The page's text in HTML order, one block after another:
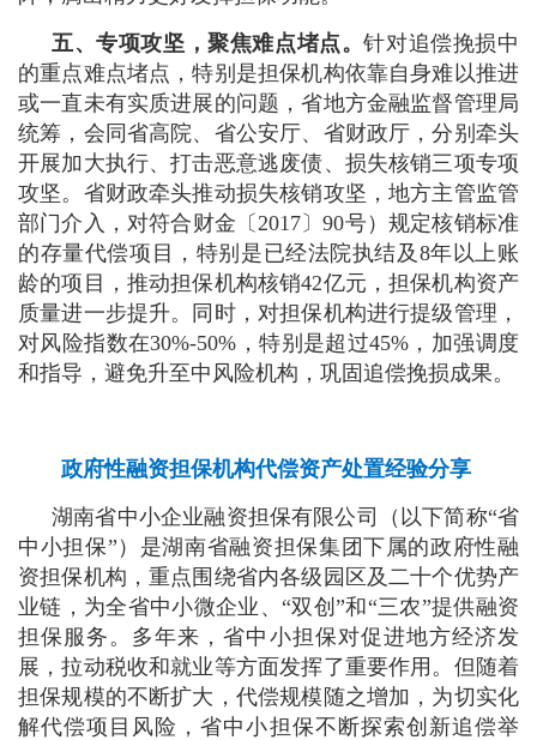
五、专项攻坚，聚焦难点堵点。针对追偿挽损中
的重点难点堵点，特别是担保机构依靠自身难以推进
或一直未有实质进展的问题，省地方金融监督管理局
统筹，会同省高院、省公安厅、省财政厅，分别牵头
开展加大执行、打击恶意逃废债、损失核销三项专项
攻坚。省财政牵头推动损失核销攻坚，地方主管监管
部门介入，对符合财金〔2017〕90号）规定核销标准
的存量代偿项目，特别是已经法院执结及8年以上账
龄的项目，推动担保机构核销42亿元，担保机构资产
质量进一步提升。同时，对担保机构进行提级管理，
对风险指数在30%-50%，特别是超过45%，加强调度
和指导，避免升至中风险机构，巩固追偿挽损成果。
政府性融资担保机构代偿资产处置经验分享
湖南省中小企业融资担保有限公司（以下简称“省
中小担保”）是湖南省融资担保集团下属的政府性融
资担保机构，重点围绕省内各级园区及二十个优势产
业链，为全省中小微企业、“双创”和“三农”提供融资
担保服务。多年来，省中小担保对促进地方经济发
展，拉动税收和就业等方面发挥了重要作用。但随着
担保规模的不断扩大，代偿规模随之增加，为切实化
解代偿项目风险，省中小担保不断探索创新追偿举